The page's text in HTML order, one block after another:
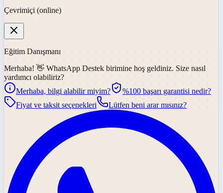
Çevrimiçi (online)
Eğitim Danışmanı
Merhaba! 👋 WhatsApp Destek birimine hoş geldiniz. Size nasıl
yardımcı olabiliriz?
Merhaba, bilgi alabilir miyim?
%100 başarı garantisi nedir?
Fiyat ve taksit seçenekleri
Lütfen beni arar mısınız?